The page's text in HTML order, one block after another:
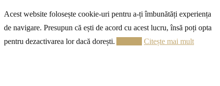
Acest website folosește cookie-uri pentru a-ți îmbunătăți experiența
de navigare. Presupun că ești de acord cu acest lucru, însă poți opta
pentru dezactivarea lor dacă dorești.
Citește mai mult